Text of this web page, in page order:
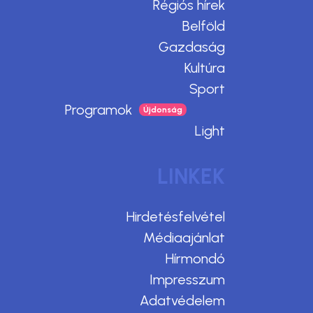
Régiós hírek
Belföld
Gazdaság
Kultúra
Sport
Programok
Light
LINKEK
Hirdetésfelvétel
Médiaajánlat
Hírmondó
Impresszum
Adatvédelem